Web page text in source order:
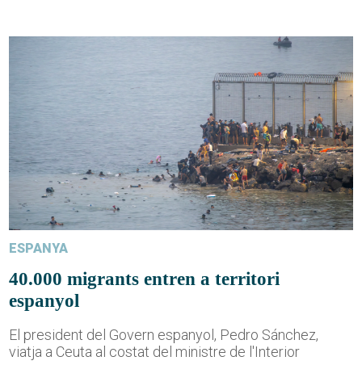
ESPANYA
40.000 migrants entren a territori
espanyol
El president del Govern espanyol, Pedro Sánchez,
viatja a Ceuta al costat del ministre de l'Interior